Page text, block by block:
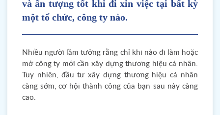
và ấn tượng tốt khi đi xin việc tại bất kỳ
một tổ chức, công ty nào.
Nhiều người lầm tưởng rằng chỉ khi nào đi làm hoặc
mở công ty mới cần xây dựng thương hiệu cá nhân.
Tuy nhiên, đầu tư xây dựng thương hiệu cá nhân
càng sớm, cơ hội thành công của bạn sau này càng
cao.